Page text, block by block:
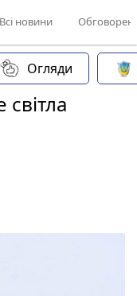
Всі новини
Огляди